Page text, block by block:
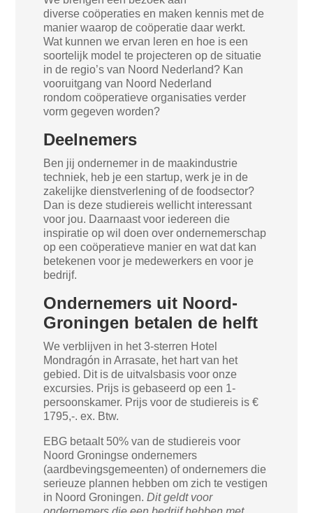
diverse coöperaties en maken kennis met de
manier waarop de coöperatie daar werkt.
Wat kunnen we ervan leren en hoe is een
soortelijk model te projecteren op de situatie
in de regio’s van Noord Nederland? Kan
vooruitgang van Noord Nederland
rondom coöperatieve organisaties verder
vorm gegeven worden?
Deelnemers
Ben jij ondernemer in de maakindustrie
techniek, heb je een startup, werk je in de
zakelijke dienstverlening of de foodsector?
Dan is deze studiereis wellicht interessant
voor jou. Daarnaast voor iedereen die
inspiratie op wil doen over ondernemerschap
op een coöperatieve manier en wat dat kan
betekenen voor je medewerkers en voor je
bedrijf.
Ondernemers uit Noord-
Groningen betalen de helft
We verblijven in het 3-sterren Hotel
Mondragón in Arrasate, het hart van het
gebied. Dit is de uitvalsbasis voor onze
excursies. Prijs is gebaseerd op een 1-
persoonskamer. Prijs voor de studiereis is €
1795,-. ex. Btw.
EBG betaalt 50% van de studiereis voor
Noord Groningse ondernemers
(aardbevingsgemeenten) of ondernemers die
serieuze plannen hebben om zich te vestigen
in Noord Groningen.Dit geldt voor